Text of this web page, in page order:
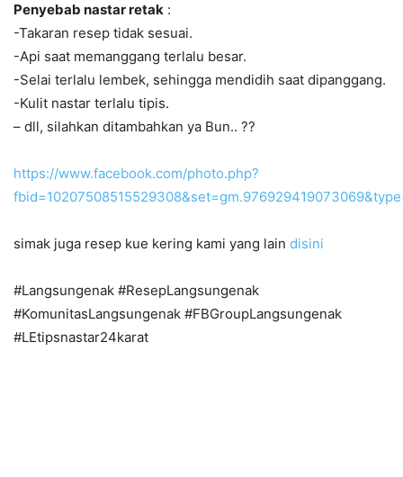
Penyebab nastar retak :
-Takaran resep tidak sesuai.
-Api saat memanggang terlalu besar.
-Selai terlalu lembek, sehingga mendidih saat dipanggang.
-Kulit nastar terlalu tipis.
– dll, silahkan ditambahkan ya Bun.. ??
https://www.facebook.com/photo.php?
simak juga resep kue kering kami yang lain disini
#Langsungenak #ResepLangsungenak
#KomunitasLangsungenak #FBGroupLangsungenak
#LEtipsnastar24karat